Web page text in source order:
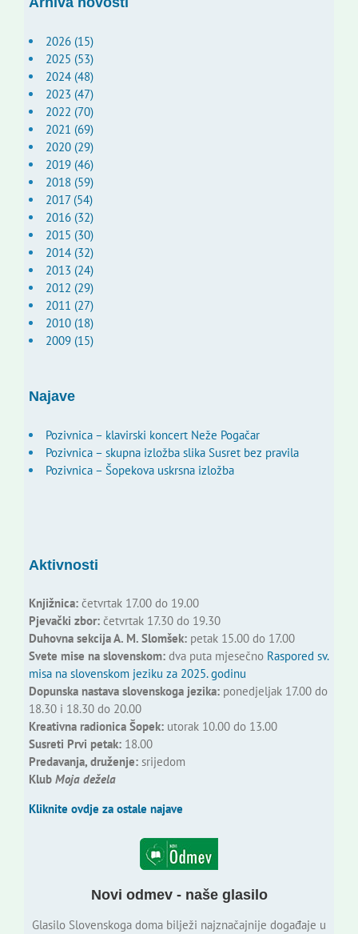
2026 (15)
2025 (53)
2024 (48)
2023 (47)
2022 (70)
2021 (69)
2020 (29)
2019 (46)
2018 (59)
2017 (54)
2016 (32)
2015 (30)
2014 (32)
2013 (24)
2012 (29)
2011 (27)
2010 (18)
2009 (15)
Najave
Pozivnica – klavirski koncert Neže Pogačar
Pozivnica – skupna izložba slika Susret bez pravila
Pozivnica – Šopekova uskrsna izložba
Aktivnosti
Knjižnica:četvrtak 17.00 do 19.00
Pjevački zbor:četvrtak 17.30 do 19.30
Duhovna sekcija A. M. Slomšek:petak 15.00 do 17.00
Svete mise na slovenskom:dva puta mjesečno Raspored sv.
misa na slovenskom jeziku za 2025. godinu
Dopunska nastava slovenskoga jezika:ponedjeljak 17.00 do
18.30 i 18.30 do 20.00
Kreativna radionica Šopek:utorak 10.00 do 13.00
Susreti Prvi petak:18.00
Predavanja, druženje:srijedom
Klub Moja dežela
Kliknite ovdje za ostale najave
Novi odmev - naše glasilo
Glasilo Slovenskoga doma bilježi najznačajnije događaje u